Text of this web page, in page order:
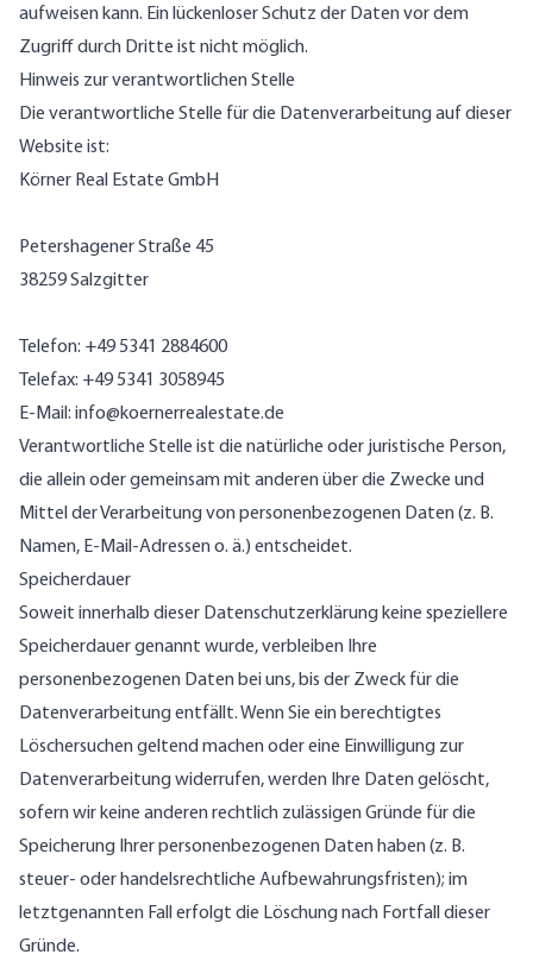
aufweisen kann. Ein lückenloser Schutz der Daten vor dem
Zugriff durch Dritte ist nicht möglich.
Hinweis zur verantwortlichen Stelle
Die verantwortliche Stelle für die Datenverarbeitung auf dieser
Website ist:
Körner Real Estate GmbH
Petershagener Straße 45
38259 Salzgitter
Telefon: +49 5341 2884600
Telefax: +49 5341 3058945
E-Mail: info@koernerrealestate.de
Verantwortliche Stelle ist die natürliche oder juristische Person,
die allein oder gemeinsam mit anderen über die Zwecke und
Mittel der Verarbeitung von personenbezogenen Daten (z. B.
Namen, E-Mail-Adressen o. ä.) entscheidet.
Speicherdauer
Soweit innerhalb dieser Datenschutzerklärung keine speziellere
Speicherdauer genannt wurde, verbleiben Ihre
personenbezogenen Daten bei uns, bis der Zweck für die
Datenverarbeitung entfällt. Wenn Sie ein berechtigtes
Löschersuchen geltend machen oder eine Einwilligung zur
Datenverarbeitung widerrufen, werden Ihre Daten gelöscht,
sofern wir keine anderen rechtlich zulässigen Gründe für die
Speicherung Ihrer personenbezogenen Daten haben (z. B.
steuer- oder handelsrechtliche Aufbewahrungsfristen); im
letztgenannten Fall erfolgt die Löschung nach Fortfall dieser
Gründe.